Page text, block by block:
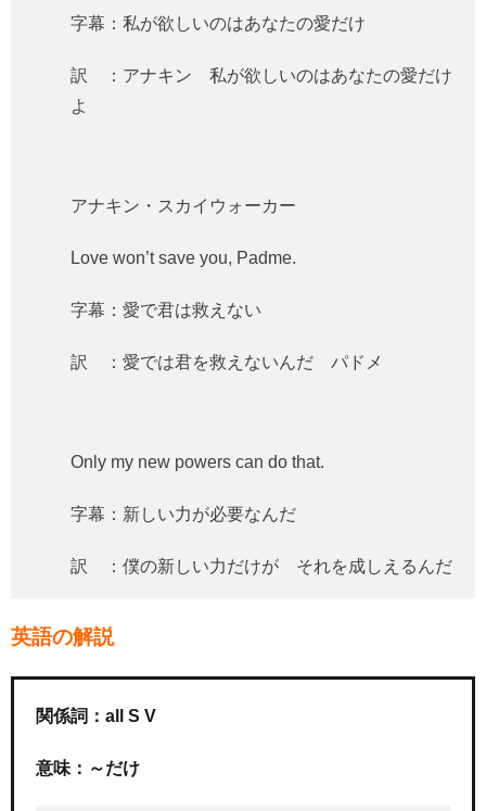
字幕：私が欲しいのはあなたの愛だけ
訳 ：アナキン 私が欲しいのはあなたの愛だけ
よ
アナキン・スカイウォーカー
Love won’t save you, Padme.
字幕：愛で君は救えない
訳 ：愛では君を救えないんだ パドメ
Only my new powers can do that.
字幕：新しい力が必要なんだ
訳 ：僕の新しい力だけが それを成しえるんだ
英語の解説
関係詞：all S V
意味：～だけ